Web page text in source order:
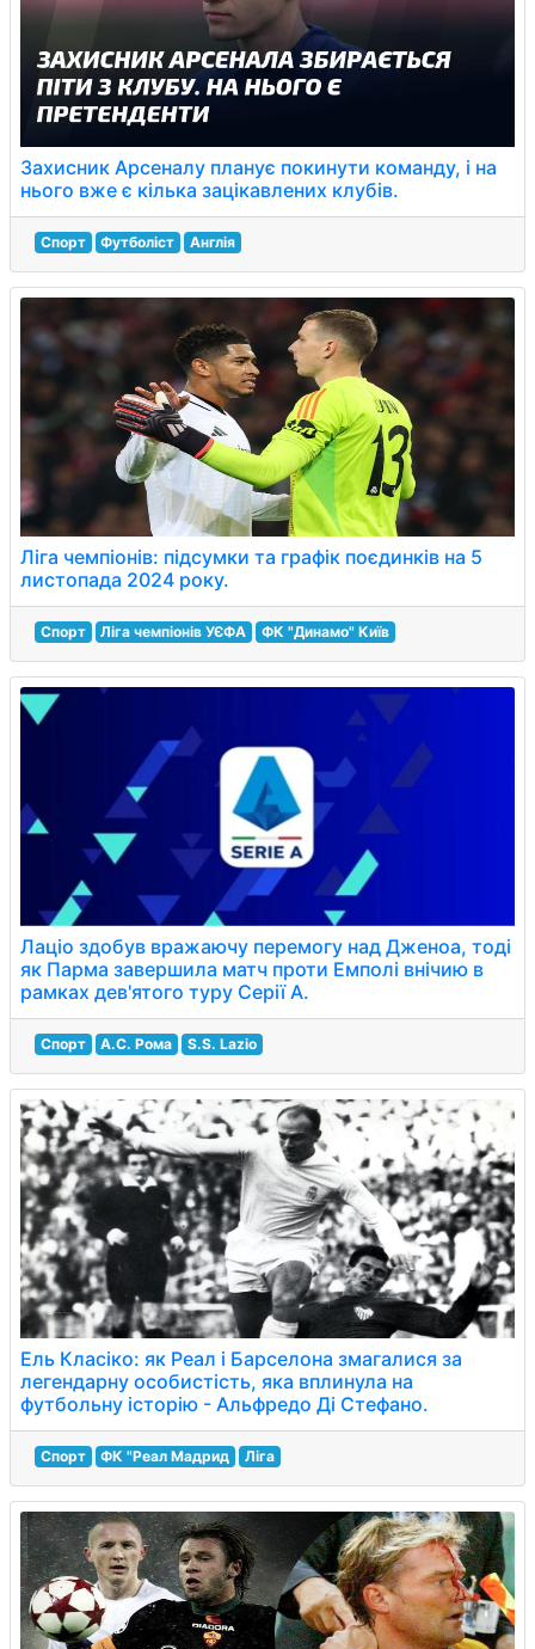
Захисник Арсеналу планує покинути команду, і на
нього вже є кілька зацікавлених клубів.
Спорт Футболіст Англія
Ліга чемпіонів: підсумки та графік поєдинків на 5
листопада 2024 року.
Спорт Ліга чемпіонів УЄФА ФК "Динамо" Київ
Лаціо здобув вражаючу перемогу над Дженоа, тоді
як Парма завершила матч проти Емполі внічию в
рамках дев'ятого туру Серії А.
Спорт А.С. Рома S.S. Lazio
Ель Класіко: як Реал і Барселона змагалися за
легендарну особистість, яка вплинула на
футбольну історію - Альфредо Ді Стефано.
Спорт ФК "Реал Мадрид Ліга